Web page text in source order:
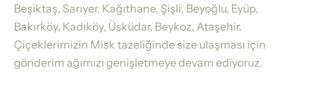
Beşiktaş, Sarıyer, Kağıthane, Şişli, Beyoğlu, Eyüp,
Bakırköy, Kadıköy, Üsküdar, Beykoz, Ataşehir.
Çiçeklerimizin Misk tazeliğinde size ulaşması için
gönderim ağımızı genişletmeye devam ediyoruz.